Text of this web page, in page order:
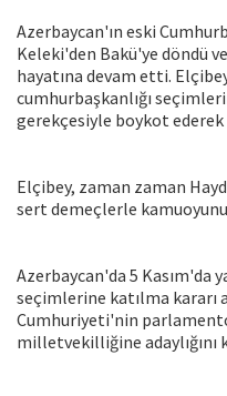
Azerbaycan'ın eski
Keleki'den Bakü'ye döndü
hayatına devam etti.
cumhurbaşkanlığı
gerekçesiyle boykot ederek
Elçibey, zaman zaman
sert demeçlerle
Azerbaycan'da 5 Kasım'da
seçimlerine katılma kararı
Cumhuriyeti'nin
milletvekilliğine adaylığını